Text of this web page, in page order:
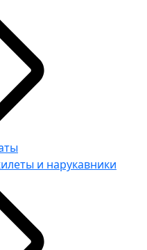
и нарукавники